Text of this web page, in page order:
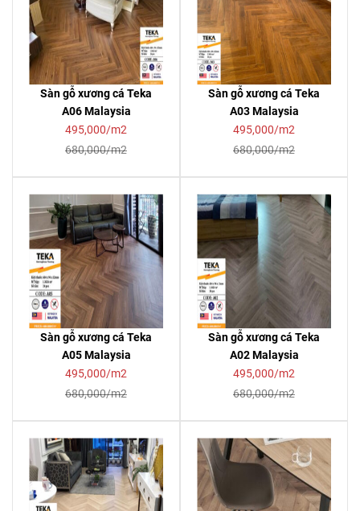
Sàn gỗ xương cá Teka
A06 Malaysia
495,000/m2
680,000/m2
Sàn gỗ xương cá Teka
A03 Malaysia
495,000/m2
680,000/m2
Sàn gỗ xương cá Teka
A05 Malaysia
495,000/m2
680,000/m2
Sàn gỗ xương cá Teka
A02 Malaysia
495,000/m2
680,000/m2